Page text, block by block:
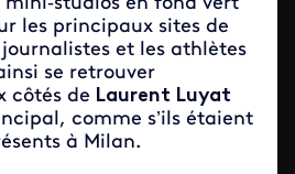
les principaux sites de
et les athlètes
se retrouver
côtés de Laurent Luyat
comme s’ils étaient
à Milan.